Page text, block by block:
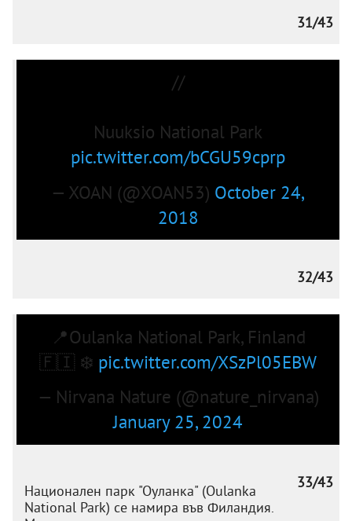
31/43
//
Nuuksio National Park
pic.twitter.com/bCGU59cprp
— XOAN (@XOAN53) October 24,
2018
32/43
📍Oulanka National Park, Finland
🇫🇮 ❄️ pic.twitter.com/XSzPl05EBW
— Nirvana Nature (@nature_nirvana)
January 25, 2024
33/43
Национален парк "Оуланка" (Oulanka
National Park) се намира във Филандия.